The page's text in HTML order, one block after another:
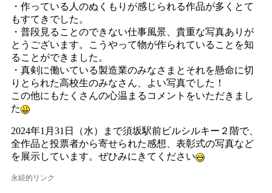
・作っている人のぬくもりが感じられる作品が多くとて
もすてきでした。
・普段見ることのできない仕事風景、貴重な写真ありが
とうございます。こうやって物が作られていることを知
ることができました。
・真剣に働いている製造業のみなさまとそれを懸命に切
りとられた高校生のみなさん、よい写真でした！
この他にもたくさんの心温まるコメントをいただきまし
た
2024年1月31日（水）まで須坂駅前ビルシルキー２階で、
全作品と投票者から寄せられた感想、表彰式の写真など
を展示しています。ぜひみにきてください
永続的リンク